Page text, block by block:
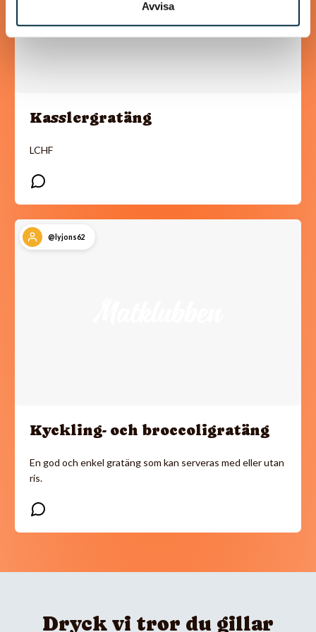
Avvisa
Kasslergratäng
LCHF
@lyjons62
Kyckling- och broccoligratäng
En god och enkel gratäng som kan serveras med eller utan
ris.
Dryck vi tror du gillar